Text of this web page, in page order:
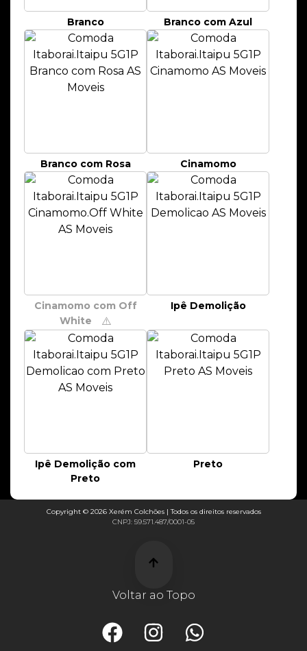
Branco Branco com Azul
Branco com Rosa Cinamomo
Cinamomo com Off
White
⚠️
Ipê Demolição
Ipê Demolição com
Preto
Preto
Voltar ao Topo
Copyright © 2026 Xerém Colchões | Todos os direitos reservados
CNPJ: 59.571.487/0001-05